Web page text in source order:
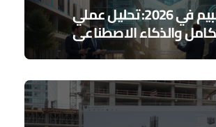
مستقبل البيم في 2026: تحليل عملي
والذكاء الاصطناعي